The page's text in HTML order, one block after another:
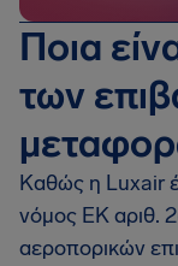
Ποια
των
Καθώς η Luxair
νόμος ΕΚ αριθ.
αεροπορικών